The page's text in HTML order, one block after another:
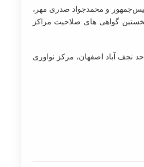
و محمدجواد صدری مهر،
گواهی های صلاحیت مراکز
نجف آباد اصفهان، مرکز نواوری